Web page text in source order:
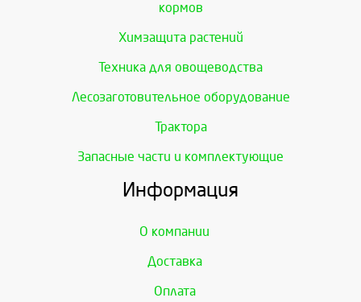
кормов
Химзащита растений
Техника для овощеводства
Лесозаготовительное оборудование
Трактора
Запасные части и комплектующие
Информация
О компании
Доставка
Оплата